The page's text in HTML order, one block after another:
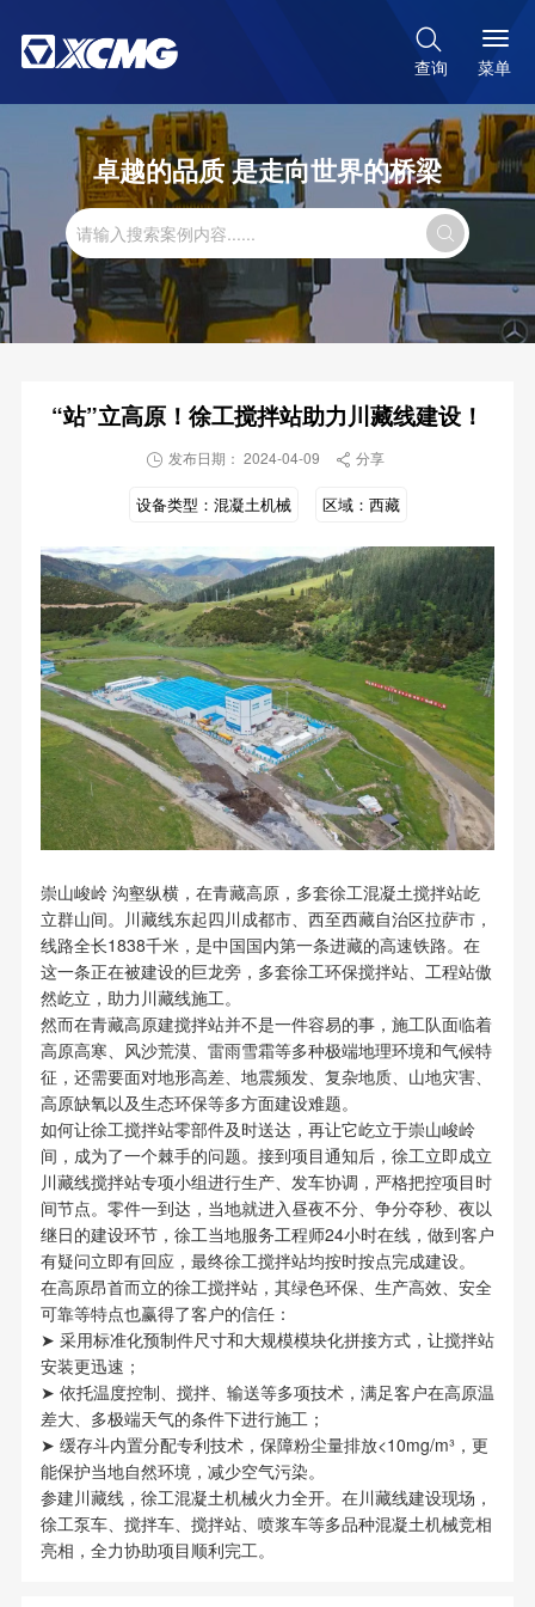

查询 菜单
卓越的品质 是走向世界的桥梁

“站”立高原！徐工搅拌站助力川藏线建设！
 发布日期： 2024-04-09  分享
设备类型： 混凝土机械 区域： 西藏
崇山峻岭 沟壑纵横，在青藏高原，多套徐工混凝土搅拌站屹
立群山间。川藏线东起四川成都市、西至西藏自治区拉萨市，
线路全长1838千米，是中国国内第一条进藏的高速铁路。在
这一条正在被建设的巨龙旁，多套徐工环保搅拌站、工程站傲
然屹立，助力川藏线施工。
然而在青藏高原建搅拌站并不是一件容易的事，施工队面临着
高原高寒、风沙荒漠、雷雨雪霜等多种极端地理环境和气候特
征，还需要面对地形高差、地震频发、复杂地质、山地灾害、
高原缺氧以及生态环保等多方面建设难题。
如何让徐工搅拌站零部件及时送达，再让它屹立于崇山峻岭
间，成为了一个棘手的问题。接到项目通知后，徐工立即成立
川藏线搅拌站专项小组进行生产、发车协调，严格把控项目时
间节点。零件一到达，当地就进入昼夜不分、争分夺秒、夜以
继日的建设环节，徐工当地服务工程师24小时在线，做到客户
有疑问立即有回应，最终徐工搅拌站均按时按点完成建设。
在高原昂首而立的徐工搅拌站，其绿色环保、生产高效、安全
可靠等特点也赢得了客户的信任：
➤ 采用标准化预制件尺寸和大规模模块化拼接方式，让搅拌站
安装更迅速；
➤ 依托温度控制、搅拌、输送等多项技术，满足客户在高原温
差大、多极端天气的条件下进行施工；
➤ 缓存斗内置分配专利技术，保障粉尘量排放<10mg/m³，更
能保护当地自然环境，减少空气污染。
参建川藏线，徐工混凝土机械火力全开。在川藏线建设现场，
徐工泵车、搅拌车、搅拌站、喷浆车等多品种混凝土机械竞相
亮相，全力协助项目顺利完工。